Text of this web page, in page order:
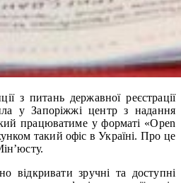
з питань державної реєстрації
у Запоріжжі центр з надання
працюватиме у форматі «Open
такий офіс в Україні. Про це
відкривати зручні та доступні